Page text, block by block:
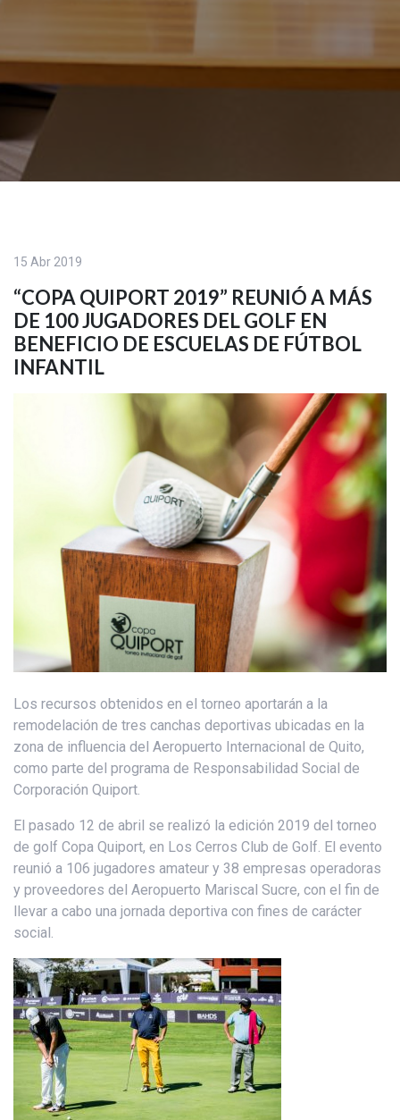
15 Abr 2019
“COPA QUIPORT 2019” REUNIÓ A MÁS
DE 100 JUGADORES DEL GOLF EN
BENEFICIO DE ESCUELAS DE FÚTBOL
INFANTIL
Los recursos obtenidos en el torneo aportarán a la
remodelación de tres canchas deportivas ubicadas en la
zona de influencia del Aeropuerto Internacional de Quito,
como parte del programa de Responsabilidad Social de
Corporación Quiport.
El pasado 12 de abril se realizó la edición 2019 del torneo
de golf Copa Quiport, en Los Cerros Club de Golf. El evento
reunió a 106 jugadores amateur y 38 empresas operadoras
y proveedores del Aeropuerto Mariscal Sucre, con el fin de
llevar a cabo una jornada deportiva con fines de carácter
social.